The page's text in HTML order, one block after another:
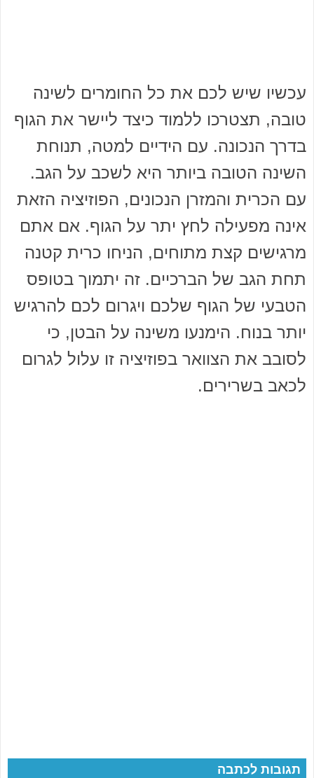
עכשיו שיש לכם את כל החומרים לשינה
טובה, תצטרכו ללמוד כיצד ליישר את הגוף
בדרך הנכונה. עם הידיים למטה, תנוחת
השינה הטובה ביותר היא לשכב על הגב.
עם הכרית והמזרן הנכונים, הפוזיציה הזאת
אינה מפעילה לחץ יתר על הגוף. אם אתם
מרגישים קצת מתוחים, הניחו כרית קטנה
תחת הגב של הברכיים. זה יתמוך בטופס
הטבעי של הגוף שלכם ויגרום לכם להרגיש
יותר בנוח. הימנעו משינה על הבטן, כי
לסובב את הצוואר בפוזיציה זו עלול לגרום
לכאב בשרירים.
תגובות לכתבה